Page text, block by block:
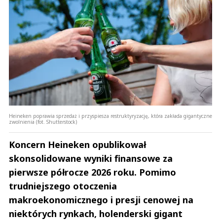
Prześlij komentarz
Heineken poprawia sprzedaż i przyspiesza restruktyryzację, która zakłada gigantyczne
zwolnienia (fot. Shutterstock)
Koncern Heineken opublikował
skonsolidowane wyniki finansowe za
pierwsze półrocze 2026 roku. Pomimo
trudniejszego otoczenia
makroekonomicznego i presji cenowej na
niektórych rynkach, holenderski gigant